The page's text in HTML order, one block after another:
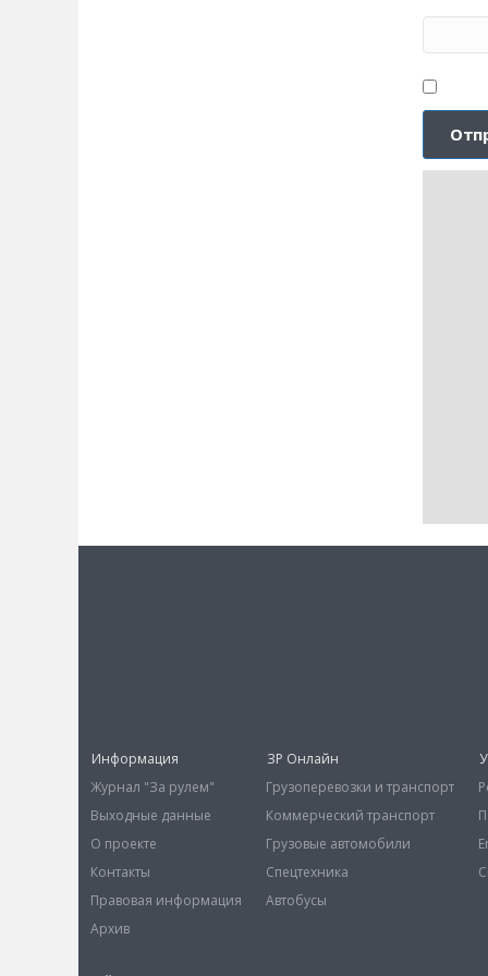
Информация
Журнал "За рулем"
Выходные данные
О проекте
Контакты
Правовая информация
Архив
ЗР Онлайн
Грузоперевозки и транспорт
Коммерческий транспорт
Грузовые автомобили
Спецтехника
Автобусы